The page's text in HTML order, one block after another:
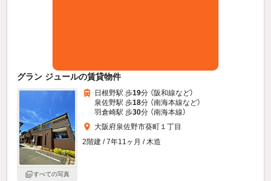
グラン ジュールの賃貸物件
すべての写真
日根野駅 歩19分 （阪和線など）
泉佐野駅 歩18分 （南海本線など）
羽倉崎駅 歩30分 （南海本線）
大阪府泉佐野市葵町１丁目
2階建 / 7年11ヶ月 / 木造